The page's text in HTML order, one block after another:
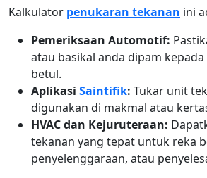
Kalkulator penukaran tekanan ini
Pemeriksaan Automotif:
atau basikal anda dipam
betul.
Aplikasi Saintifik: Tukar unit
digunakan di makmal atau
HVAC dan Kejuruteraan:
tekanan yang tepat untuk reka
penyelenggaraan, atau